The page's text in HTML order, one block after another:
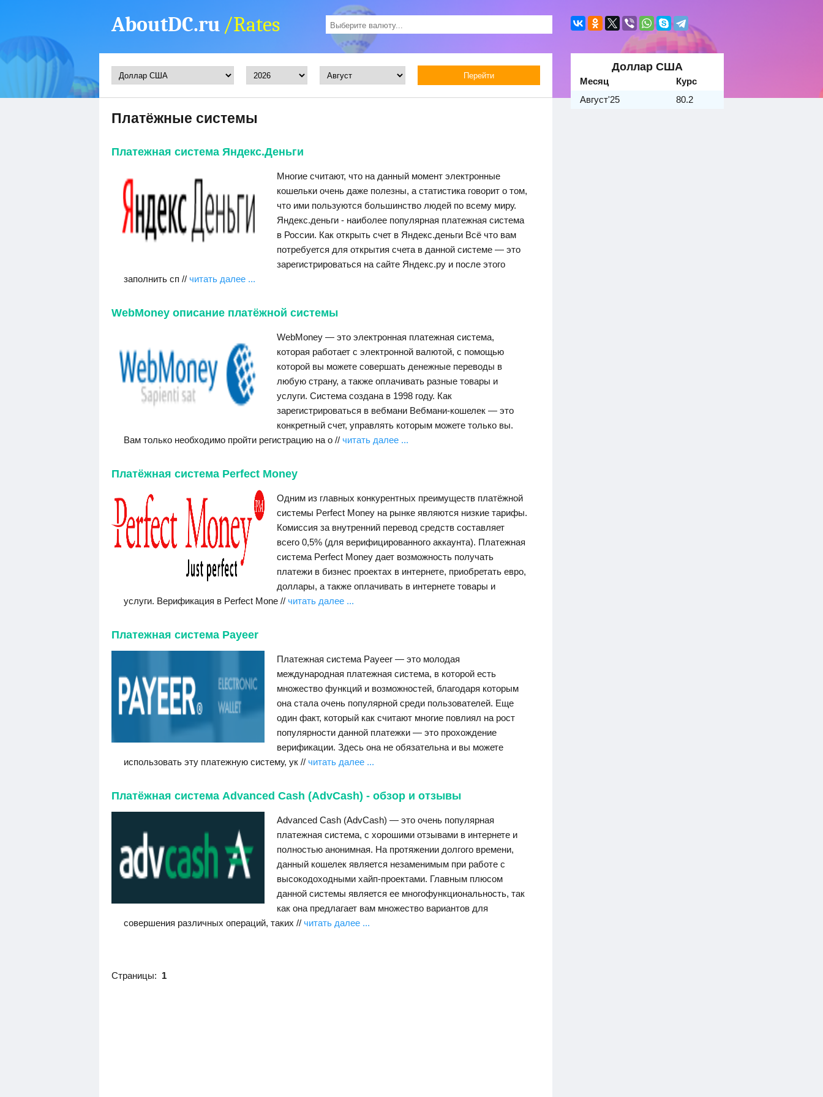
AboutDC.ru /Rates
Платёжные системы
Платежная система Яндекс.Деньги
Многие считают, что на данный момент электронные
кошельки очень даже полезны, а статистика говорит о том,
что ими пользуются большинство людей по всему миру.
Яндекс.деньги - наиболее популярная платежная система
в России. Как открыть счет в Яндекс.деньги Всё что вам
потребуется для открытия счета в данной системе — это
зарегистрироваться на сайте Яндекс.ру и после этого
заполнить сп // читать далее ...
WebMoney описание платёжной системы
WebMoney — это электронная платежная система,
которая работает с электронной валютой, с помощью
которой вы можете совершать денежные переводы в
любую страну, а также оплачивать разные товары и
услуги. Система создана в 1998 году. Как
зарегистрироваться в вебмани Вебмани-кошелек — это
конкретный счет, управлять которым можете только вы.
Вам только необходимо пройти регистрацию на о // читать далее ...
Платёжная система Perfect Money
Одним из главных конкурентных преимуществ платёжной
системы Perfect Money на рынке являются низкие тарифы.
Комиссия за внутренний перевод средств составляет
всего 0,5% (для верифицированного аккаунта). Платежная
система Perfect Money дает возможность получать
платежи в бизнес проектах в интернете, приобретать евро,
доллары, а также оплачивать в интернете товары и
услуги. Верификация в Perfect Mone // читать далее ...
Платежная система Payeer
Платежная система Payeer — это молодая
международная платежная система, в которой есть
множество функций и возможностей, благодаря которым
она стала очень популярной среди пользователей. Еще
один факт, который как считают многие повлиял на рост
популярности данной платежки — это прохождение
верификации. Здесь она не обязательна и вы можете
использовать эту платежную систему, ук // читать далее ...
Платёжная система Advanced Cash (AdvCash) - обзор и отзывы
Advanced Cash (AdvCash) — это очень популярная
платежная система, с хорошими отзывами в интернете и
полностью анонимная. На протяжении долгого времени,
данный кошелек является незаменимым при работе с
высокодоходными хайп-проектами. Главным плюсом
данной системы является ее многофункциональность, так
как она предлагает вам множество вариантов для
совершения различных операций, таких // читать далее ...
Страницы: 1
Доллар США
Месяц
Курс
Август'25
80.2